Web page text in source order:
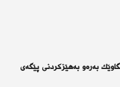
بەرەو بەهێزكردنی پێگەی